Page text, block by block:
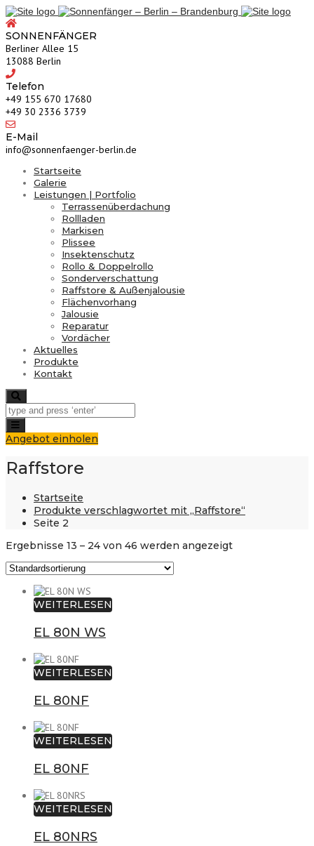
SONNENFÄNGER
Berliner Allee 15
13088 Berlin
Telefon
‎+49 155 670 17680
+49 30 2336 3739
E-Mail
info@sonnenfaenger-berlin.de
Startseite
Galerie
Leistungen | Portfolio
Terrassenüberdachung
Rollladen
Markisen
Plissee
Insektenschutz
Rollo & Doppelrollo
Sonderverschattung
Raffstore & Außenjalousie
Flächenvorhang
Jalousie
Reparatur
Vordächer
Aktuelles
Produkte
Kontakt
Toggle
navigation
Angebot einholen
Raffstore
Startseite
Produkte verschlagwortet mit „Raffstore“
Seite 2
Ergebnisse 13 – 24 von 46 werden angezeigt
WEITERLESEN
EL 80N WS
WEITERLESEN
EL 80NF
WEITERLESEN
EL 80NF
WEITERLESEN
EL 80NRS